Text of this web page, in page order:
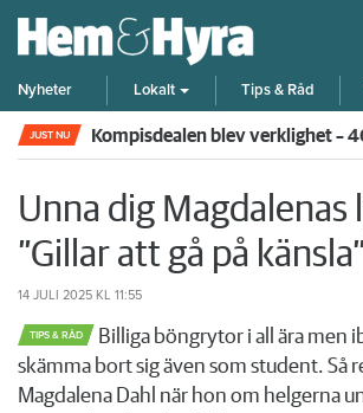
Nyheter Lokalt Tips & Råd
JUST NU Kompisdealen blev verklighet –
Unna dig Magdalenas
”Gillar att gå på känsla”
14 JULI 2025 KL 11:55
TIPS & RÅD
Billiga böngrytor i all ära men
skämma bort sig även som student. Så
Magdalena Dahl när hon om helgerna